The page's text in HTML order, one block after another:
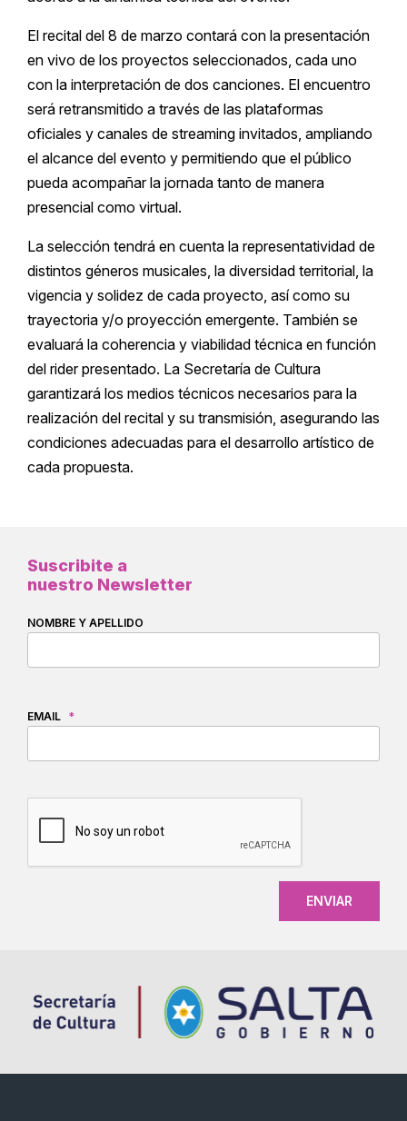
El recital del 8 de marzo contará con la presentación
en vivo de los proyectos seleccionados, cada uno
con la interpretación de dos canciones. El encuentro
será retransmitido a través de las plataformas
oficiales y canales de streaming invitados, ampliando
el alcance del evento y permitiendo que el público
pueda acompañar la jornada tanto de manera
presencial como virtual.
La selección tendrá en cuenta la representatividad de
distintos géneros musicales, la diversidad territorial, la
vigencia y solidez de cada proyecto, así como su
trayectoria y/o proyección emergente. También se
evaluará la coherencia y viabilidad técnica en función
del rider presentado. La Secretaría de Cultura
garantizará los medios técnicos necesarios para la
realización del recital y su transmisión, asegurando las
condiciones adecuadas para el desarrollo artístico de
cada propuesta.
Suscribite a
nuestro Newsletter
NOMBRE Y APELLIDO
EMAIL *